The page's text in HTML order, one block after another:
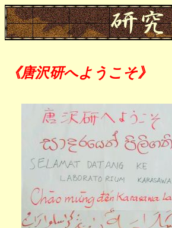
《唐沢研へようこそ》